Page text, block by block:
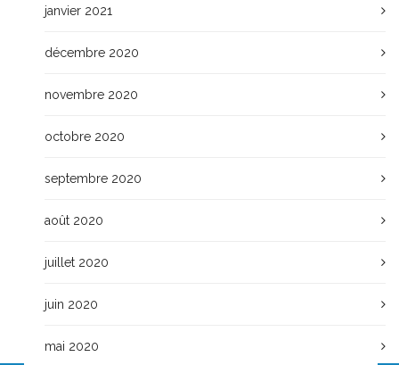
janvier 2021
décembre 2020
novembre 2020
octobre 2020
septembre 2020
août 2020
juillet 2020
juin 2020
mai 2020